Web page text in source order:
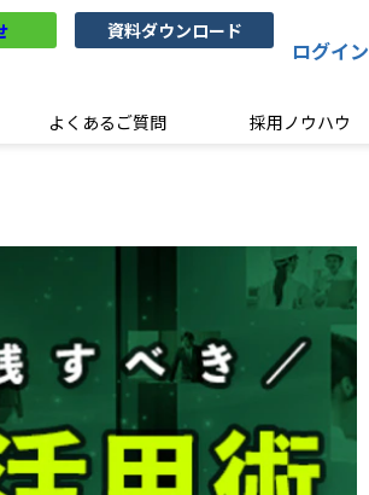
資料ダウンロード
ログイン
よくあるご質問 採用ノウハウ